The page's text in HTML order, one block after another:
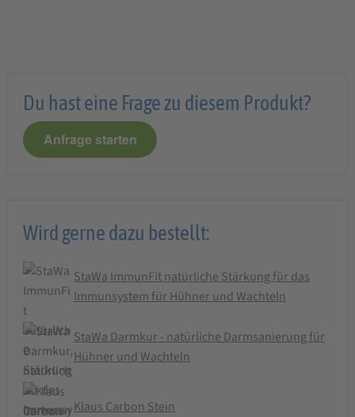
Du hast eine Frage zu diesem Produkt?
Anfrage starten
Wird gerne dazu bestellt:
StaWa ImmunFit natürliche Stärkung für das
Immunsystem für Hühner und Wachteln
StaWa Darmkur - natürliche Darmsanierung für
Hühner und Wachteln
Klaus Carbon Stein